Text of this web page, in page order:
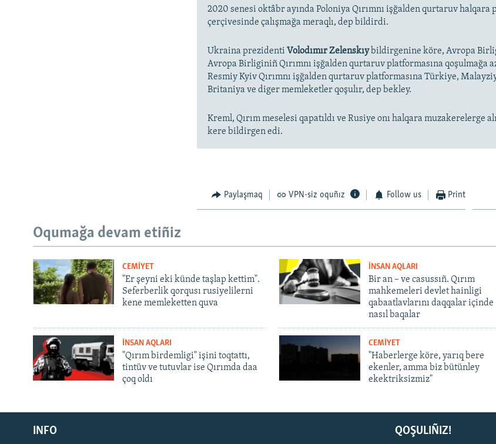
Русский
Українською
2020 senesi oktâbr ayında Poloniya Qırımnı işğalden qurtaruv halqara
çerçivesinde çalışmağa meraqlı, dep bildirdi.
Ukraina prezidentiVolodımır Zelenskıybildirgenine köre, Avropa
Avropa Birliginiñ Qırımnı işğalden qurtaruv platformasına qoşulmağa
Resmiy Kyiv Qırımnı işğalden qurtaruv platformasına Türkiye,
Britaniya ve diger memleketler qoşulır, dep bekley.
Kreml, Qırım meselesi qapatıldı ve Rusiye onı halqara muzakerelerge
kere bildirgen edi.
Paylaşmaq VPN-siz oquñız Follow us Print
Oqumağa devam etiñiz
CEMİYET
"Er şeyni eki künde taşlap kettim".
Seferberlik qorqusı rusiyelilerni
kene memleketten quva
İNSAN AQLARI
Bir an – ve casussıñ. Qırım
mahkemeleri devlet hainligi
qabaatlavlarını daqqalar içinde
nasıl baqalar
İNSAN AQLARI
"Qırım birdemligi" işini toqtattı,
tintüv ve tutuvlar ise Qırımda daa
çoq oldı
CEMİYET
"Haberlerge köre, yarıq bere
ekenler, amma biz bütünley
ekektriksizmiz"
QOŞULIÑIZ!
INFO